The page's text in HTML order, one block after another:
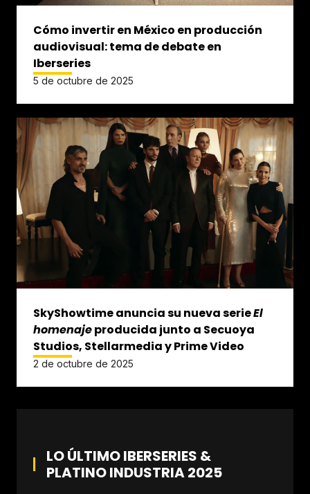
Cómo invertir en México en producción
audiovisual: tema de debate en
Iberseries
5 de octubre de 2025
SkyShowtime anuncia su nueva serieEl
homenajeproducida junto a Secuoya
Studios, Stellarmedia y Prime Video
2 de octubre de 2025
LO ÚLTIMO IBERSERIES &
PLATINO INDUSTRIA 2025